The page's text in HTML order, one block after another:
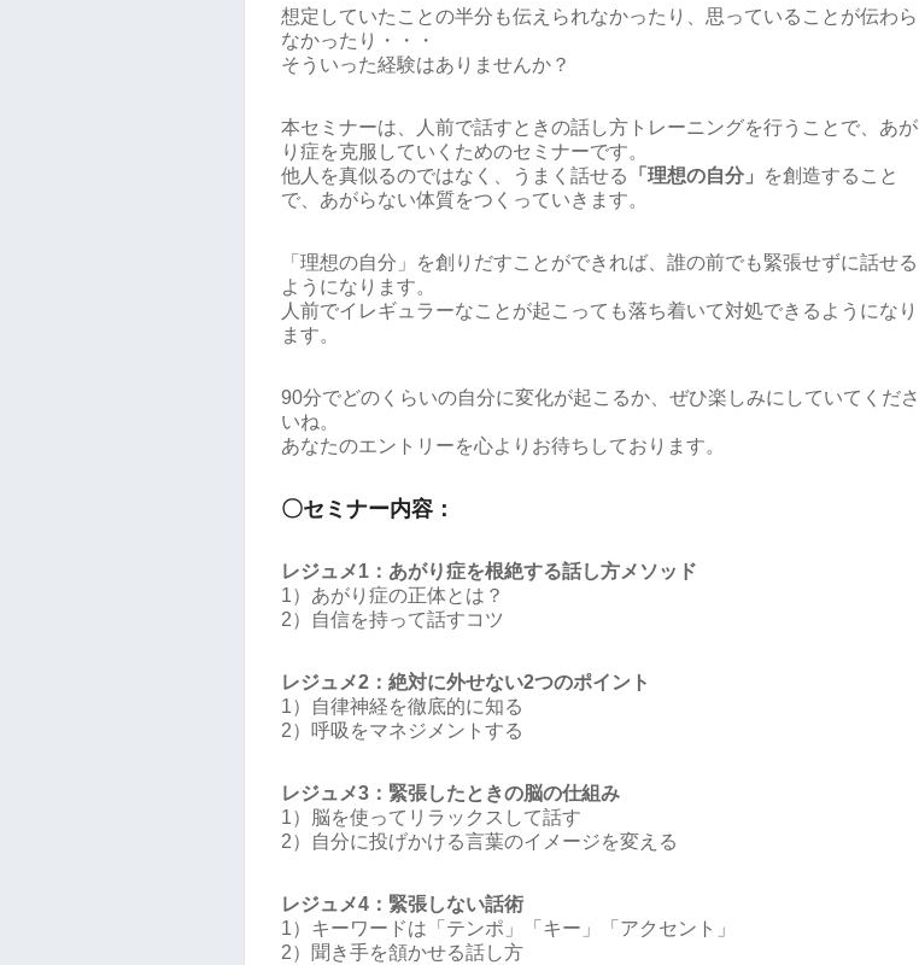
想定していたことの半分も伝えられなかったり、思っていることが伝わら
なかったり・・・
そういった経験はありませんか？
本セミナーは、人前で話すときの話し方トレーニングを行うことで、あが
り症を克服していくためのセミナーです。
他人を真似るのではなく、うまく話せる
「理想の自分」
を創造すること
で、あがらない体質をつくっていきます。
「理想の自分」を創りだすことができれば、誰の前でも緊張せずに話せる
ようになります。
人前でイレギュラーなことが起こっても落ち着いて対処できるようになり
ます。
90分でどのくらいの自分に変化が起こるか、ぜひ楽しみにしていてくださ
いね。
あなたのエントリーを心よりお待ちしております。
〇セミナー内容：
レジュメ1：あがり症を根絶する話し方メソッド
1）あがり症の正体とは？
2）自信を持って話すコツ
レジュメ2：絶対に外せない2つのポイント
1）自律神経を徹底的に知る
2）呼吸をマネジメントする
レジュメ3：緊張したときの脳の仕組み
1）脳を使ってリラックスして話す
2）自分に投げかける言葉のイメージを変える
レジュメ4：緊張しない話術
1）キーワードは「テンポ」「キー」「アクセント」
2）聞き手を頷かせる話し方